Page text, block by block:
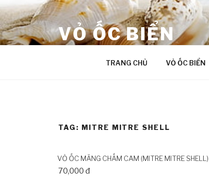
Skip
to
content
VỎ ỐC BIỂN
TRANG CHỦ VỎ ỐC BIỂN
TAG: MITRE MITRE SHELL
VỎ ỐC MĂNG CHẤM CAM (MITRE MITRE SHELL)
70,000 đ